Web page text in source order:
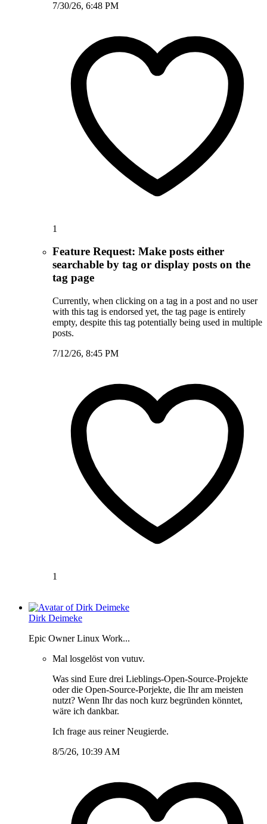
7/30/26, 6:48 PM
1
Feature Request: Make posts either
searchable by tag or display posts on the
tag page
Currently, when clicking on a tag in a post and no user
with this tag is endorsed yet, the tag page is entirely
empty, despite this tag potentially being used in multiple
posts.
7/12/26, 8:45 PM
1
Dirk Deimeke
Epic Owner Linux Work...
Mal losgelöst von vutuv.
Was sind Eure drei Lieblings-Open-Source-Projekte
oder die Open-Source-Porjekte, die Ihr am meisten
nutzt? Wenn Ihr das noch kurz begründen könntet,
wäre ich dankbar.
Ich frage aus reiner Neugierde.
8/5/26, 10:39 AM